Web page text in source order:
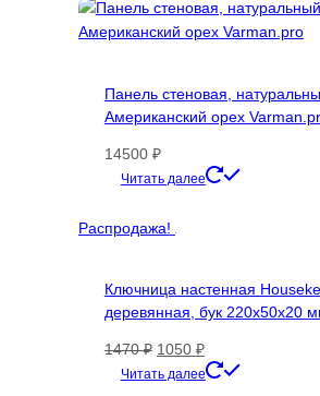
1589 ₽.
Панель стеновая,
Американский орех
14500 ₽
Читать далее
Опции
можно
Распродажа!
Ключница настенная
деревянная, бук 220х50х20
1470₽ Первоначальная
цена
1050 ₽Текущая
цена:
Читать далее